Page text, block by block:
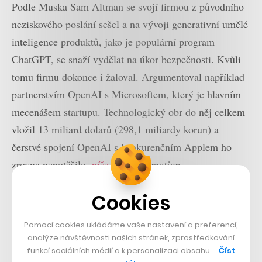
Podle Muska Sam Altman se svojí firmou z původního
neziskového poslání sešel a na vývoji generativní umělé
inteligence produktů, jako je populární program
ChatGPT, se snaží vydělat na úkor bezpečnosti. Kvůli
tomu firmu dokonce i žaloval. Argumentoval například
partnerstvím OpenAI s Microsoftem, který je hlavním
mecenášem startupu. Technologický obr do něj celkem
vložil 13 miliard dolarů (298,1 miliardy korun) a
čerstvé spojení OpenAI s konkurenčním Applem ho
zrovna nepotěšilo,píše The Information.
Cookies
Pomocí cookies ukládáme vaše nastavení a preferencí,
analýze návštěvnosti našich stránek, zprostředkování
funkcí sociálních médií a k personalizaci obsahu … Číst